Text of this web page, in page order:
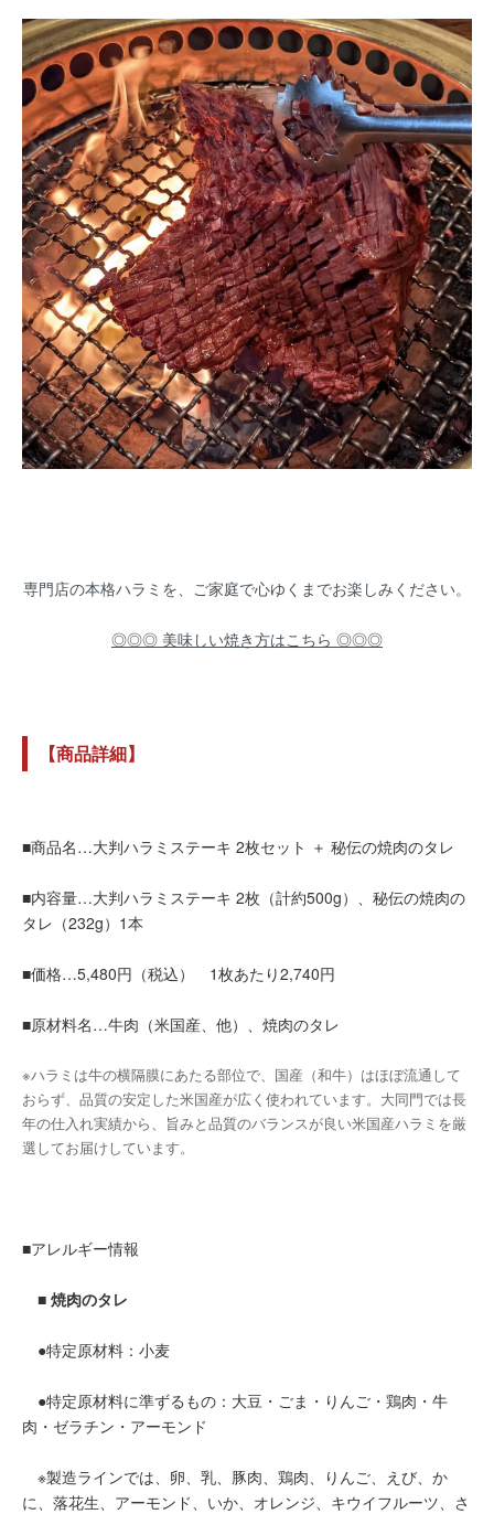
専門店の本格ハラミを、ご家庭で心ゆくまでお楽しみください。
◎◎◎ 美味しい焼き方はこちら ◎◎◎
【商品詳細】
■商品名…大判ハラミステーキ 2枚セット ＋ 秘伝の焼肉のタレ
■内容量…大判ハラミステーキ 2枚（計約500g）、秘伝の焼肉の
タレ（232g）1本
■価格…5,480円（税込） 1枚あたり2,740円
■原材料名…牛肉（米国産、他）、焼肉のタレ
※ハラミは牛の横隔膜にあたる部位で、国産（和牛）はほぼ流通して
おらず、品質の安定した米国産が広く使われています。大同門では長
年の仕入れ実績から、旨みと品質のバランスが良い米国産ハラミを厳
選してお届けしています。
■アレルギー情報
■ 焼肉のタレ
●特定原材料：小麦
●特定原材料に準ずるもの：大豆・ごま・りんご・鶏肉・牛
肉・ゼラチン・アーモンド
※製造ラインでは、卵、乳、豚肉、鶏肉、りんご、えび、か
に、落花生、アーモンド、いか、オレンジ、キウイフルーツ、さ